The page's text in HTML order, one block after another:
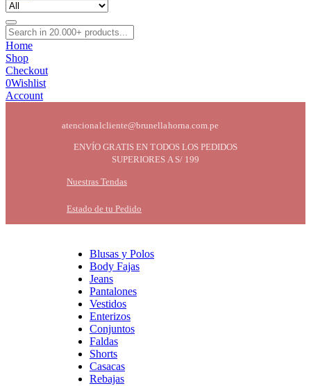
Home
Shop
Checkout
0Wishlist
Account
atencionalcliente@brunellahorna.com.pe
ENVÍO GRATIS EN TODOS LOS PEDIDOS
SUPERIORES A S/ 199
Nuestras Tendas
Estado de tu Pedido
Blusas y Polos
Body Fajas
Jeans
Pantalones
Vestidos
Enterizos
Conjuntos
Faldas
Shorts
Casacas
Rebajas